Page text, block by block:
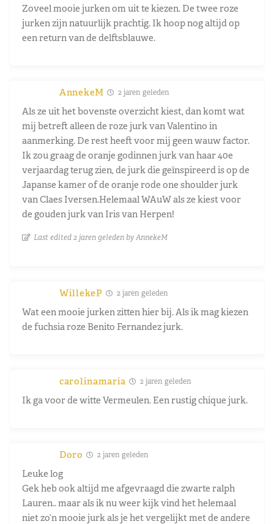
Zoveel mooie jurken om uit te kiezen. De twee roze
jurken zijn natuurlijk prachtig. Ik hoop nog altijd op
een return van de delftsblauwe.
AnnekeM 2 jaren geleden
Als ze uit het bovenste overzicht kiest, dan komt wat
mij betreft alleen de roze jurk van Valentino in
aanmerking. De rest heeft voor mij geen wauw factor.
Ik zou graag de oranje godinnen jurk van haar 40e
verjaardag terug zien, de jurk die geïnspireerd is op de
Japanse kamer of de oranje rode one shoulder jurk
van Claes Iversen.Helemaal WAuW als ze kiest voor
de gouden jurk van Iris van Herpen!
Last edited 2 jaren geleden by AnnekeM
WillekeP 2 jaren geleden
Wat een mooie jurken zitten hier bij. Als ik mag kiezen
de fuchsia roze Benito Fernandez jurk.
carolinamaria 2 jaren geleden
Ik ga voor de witte Vermeulen. Een rustig chique jurk.
Doro 2 jaren geleden
Leuke log
Gek heb ook altijd me afgevraagd die zwarte ralph
Lauren.. maar als ik nu weer kijk vind het helemaal
niet zo’n mooie jurk als je het vergelijkt met de andere